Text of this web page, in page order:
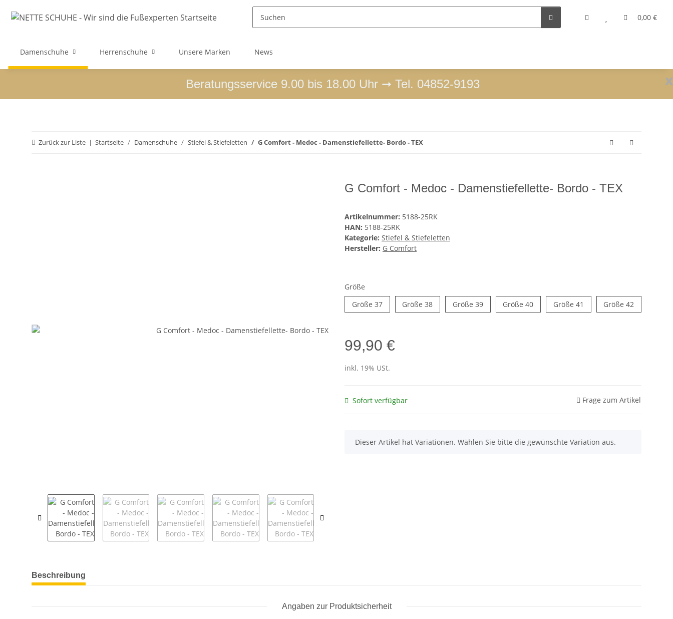
0,00 €
Damenschuhe Herrenschuhe Unsere Marken News
x
Beratungsservice 9.00 bis 18.00 Uhr ➞ Tel. 04852-9193
Zurück zur Liste Startseite Damenschuhe Stiefel & Stiefeletten G Comfort - Medoc - Damenstiefellette- Bordo - TEX
G Comfort - Medoc - Damenstiefellette- Bordo - TEX
Artikelnummer: 5188-25RK
HAN: 5188-25RK
Kategorie: Stiefel & Stiefeletten
Hersteller: G Comfort
Größe
Größe 37Größe 37Größe 38Größe 38Größe 39Größe 39Größe 40Größe 40Größe 41 Größe 41Größe 42
99,90 €
inkl. 19% USt.
Sofort verfügbar Frage zum Artikel
x
Dieser Artikel hat Variationen. Wählen Sie bitte die gewünschte Variation aus.
weitere Registerkarten anzeigen
Beschreibung
Angaben zur Produktsicherheit